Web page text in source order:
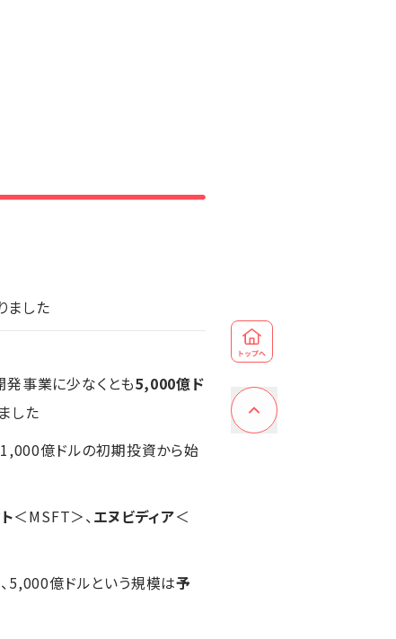
ました
発事業に少なくとも5,000億ド
した
1,000億ドルの初期投資から始
＜MSFT＞、エヌビディア＜
5,000億ドルという規模は予